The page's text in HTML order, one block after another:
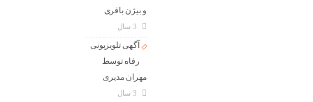
و بیژن باقری
آگهی تلویزیونی
رفاه توسط
مهران مدیری